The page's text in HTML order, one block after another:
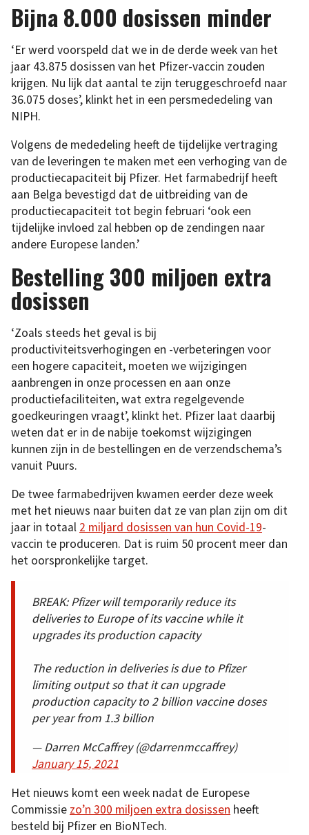
Bijna 8.000 dosissen minder
‘Er werd voorspeld dat we in de derde week van het
jaar 43.875 dosissen van het Pfizer-vaccin zouden
krijgen. Nu lijk dat aantal te zijn teruggeschroefd naar
36.075 doses’, klinkt het in een persmededeling van
NIPH.
Volgens de mededeling heeft de tijdelijke vertraging
van de leveringen te maken met een verhoging van de
productiecapaciteit bij Pfizer. Het farmabedrijf heeft
aan Belga bevestigd dat de uitbreiding van de
productiecapaciteit tot begin februari ‘ook een
tijdelijke invloed zal hebben op de zendingen naar
andere Europese landen.’
Bestelling 300 miljoen extra
dosissen
‘Zoals steeds het geval is bij
productiviteitsverhogingen en -verbeteringen voor
een hogere capaciteit, moeten we wijzigingen
aanbrengen in onze processen en aan onze
productiefaciliteiten, wat extra regelgevende
goedkeuringen vraagt’, klinkt het. Pfizer laat daarbij
weten dat er in de nabije toekomst wijzigingen
kunnen zijn in de bestellingen en de verzendschema’s
vanuit Puurs.
De twee farmabedrijven kwamen eerder deze week
met het nieuws naar buiten dat ze van plan zijn om dit
jaar in totaal 2 miljard dosissen van hun Covid-19-
vaccin te produceren. Dat is ruim 50 procent meer dan
het oorspronkelijke target.
BREAK: Pfizer will temporarily reduce its
deliveries to Europe of its vaccine while it
upgrades its production capacity
The reduction in deliveries is due to Pfizer
limiting output so that it can upgrade
production capacity to 2 billion vaccine doses
per year from 1.3 billion
— Darren McCaffrey (@darrenmccaffrey)
January 15, 2021
Het nieuws komt een week nadat de Europese
Commissie zo’n 300 miljoen extra dosissen heeft
besteld bij Pfizer en BioNTech.